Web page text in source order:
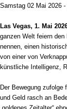
Samstag 02 Mai 2026
Las Vegas, 1. Mai
ganzen Welt feiern
nennen, einen
von einer von
künstliche Intelligenz,
Der Bewegung
und Geld rasch an